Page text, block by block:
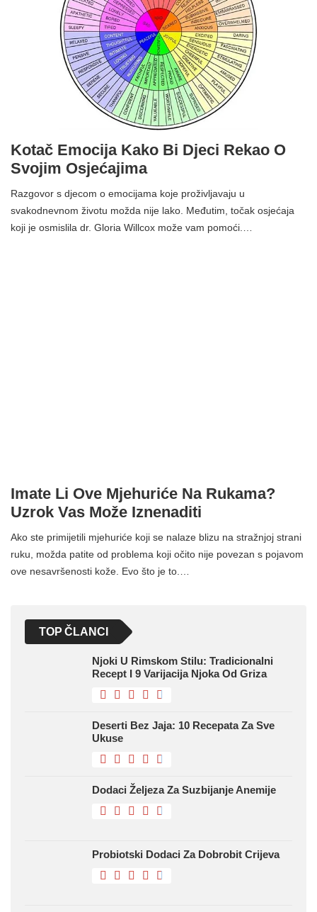
Kotač Emocija Kako Bi Djeci Rekao O
Svojim Osjećajima
Razgovor s djecom o emocijama koje proživljavaju u
svakodnevnom životu možda nije lako. Međutim, točak osjećaja
koji je osmislila dr. Gloria Willcox može vam pomoći.…
Imate Li Ove Mjehuriće Na Rukama?
Uzrok Vas Može Iznenaditi
Ako ste primijetili mjehuriće koji se nalaze blizu na stražnjoj strani
ruku, možda patite od problema koji očito nije povezan s pojavom
ove nesavršenosti kože. Evo što je to.…
TOP ČLANCI
Njoki U Rimskom Stilu: Tradicionalni
Recept I 9 Varijacija Njoka Od Griza
Deserti Bez Jaja: 10 Recepata Za Sve
Ukuse
Dodaci Željeza Za Suzbijanje Anemije
Probiotski Dodaci Za Dobrobit Crijeva